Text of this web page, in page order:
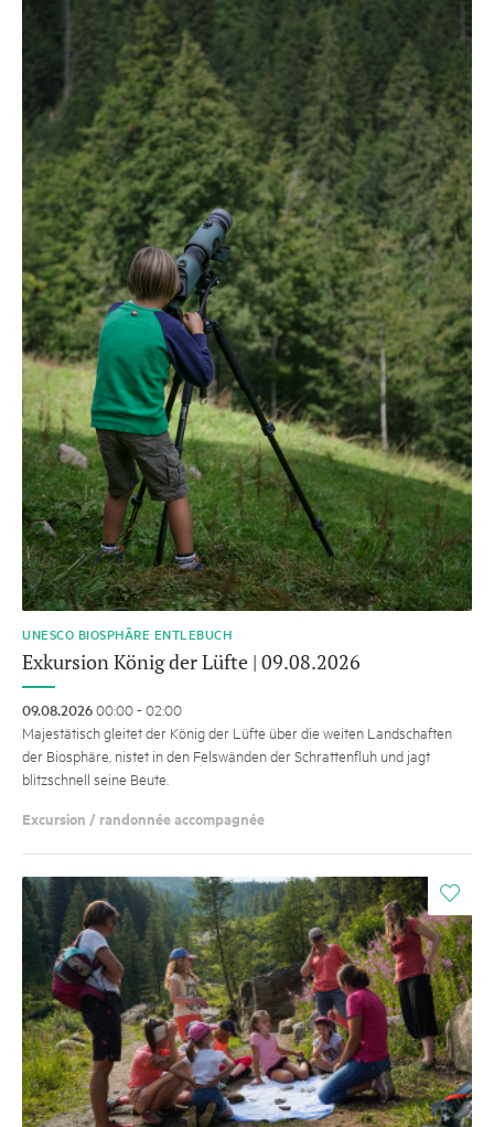
UNESCO BIOSPHÄRE ENTLEBUCH
Exkursion König der Lüfte | 09.08.2026
09.08.202600:00 - 02:00
Majestätisch gleitet der König der Lüfte über die weiten Landschaften
der Biosphäre, nistet in den Felswänden der Schrattenfluh und jagt
blitzschnell seine Beute.
Excursion / randonnée accompagnée
i